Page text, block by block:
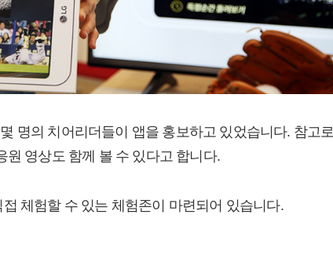
명의 치어리더들이 앱을 홍보하고 있었습니다. 참고로
영상도 함께 볼 수 있다고 합니다.
체험할 수 있는 체험존이 마련되어 있습니다.